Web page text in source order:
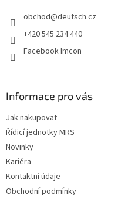
obchod@deutsch.cz
+420 545 234 440
Facebook Imcon
Informace pro vás
Jak nakupovat
Řídicí jednotky MRS
Novinky
Kariéra
Kontaktní údaje
Obchodní podmínky